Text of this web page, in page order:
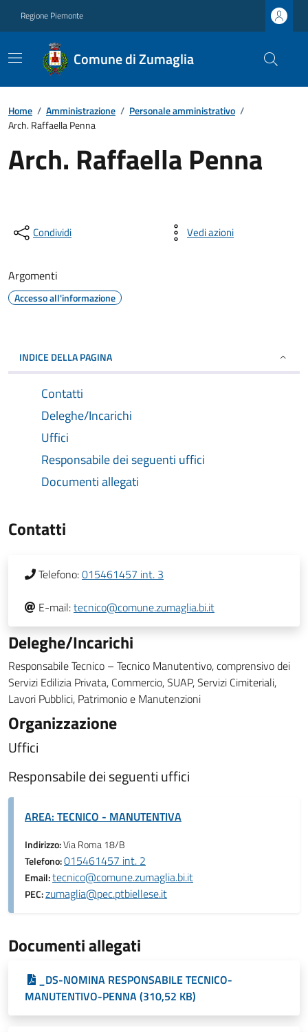
Regione Piemonte
Comune di Zumaglia
Home / Amministrazione / Personale amministrativo /
Arch. Raffaella Penna
Arch. Raffaella Penna
Condividi Vedi azioni
Argomenti
Accesso all'informazione
INDICE DELLA PAGINA
Contatti
Deleghe/Incarichi
Uffici
Responsabile dei seguenti uffici
Documenti allegati
Contatti
Telefono:015461457 int. 3
E-mail:tecnico@comune.zumaglia.bi.it
Deleghe/Incarichi
Responsabile Tecnico – Tecnico Manutentivo, comprensivo dei
Servizi Edilizia Privata, Commercio, SUAP, Servizi Cimiteriali,
Lavori Pubblici, Patrimonio e Manutenzioni
Organizzazione
Uffici
Responsabile dei seguenti uffici
AREA: TECNICO - MANUTENTIVA
Indirizzo:Via Roma 18/B
Telefono:015461457 int. 2
Email:tecnico@comune.zumaglia.bi.it
PEC:zumaglia@pec.ptbiellese.it
Documenti allegati
_DS-NOMINA RESPONSABILE TECNICO-
MANUTENTIVO-PENNA (310,52 KB)